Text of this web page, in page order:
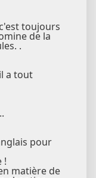
toujours
de la
.
a tout
pour
!
matière de